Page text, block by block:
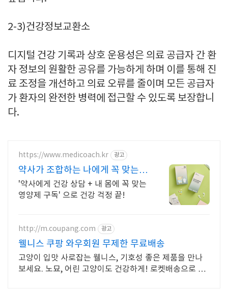
2-3)건강정보교환소
디지털 건강 기록과 상호 운용성은 의료 공급자 간 환
자 정보의 원활한 공유를 가능하게 하며 이를 통해 진
료 조정을 개선하고 의료 오류를 줄이며 모든 공급자
가 환자의 완전한 병력에 접근할 수 있도록 보장합니
다.
https://www.medicoach.kr 광고
약사가 조합하는 나에게 꼭 맞는
맞춤형 영양제.
'약사에게 건강 상담 + 내 몸에 꼭 맞는
영양제 구독' 으로 건강 걱정 끝!
http://m.coupang.com 광고
웰니스 쿠팡 와우회원 무제한 무료배송
고양이 입맛 사로잡는 웰니스, 기호성 좋은 제품을 만나
보세요. 노묘, 어린 고양이도 건강하게! 로켓배송으로 빠